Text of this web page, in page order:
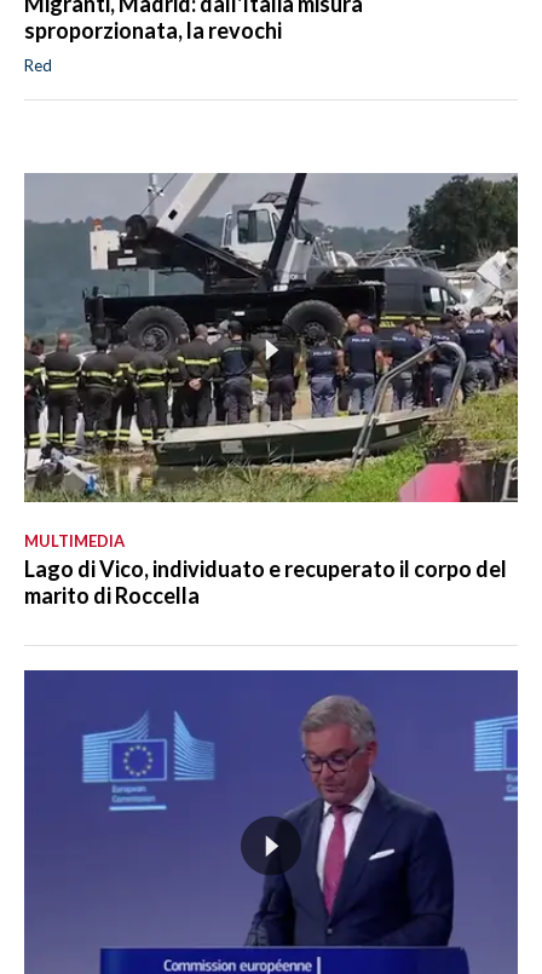
sproporzionata, la revochi
Red
MULTIMEDIA
Lago di Vico, individuato e recuperato il corpo del
marito di Roccella